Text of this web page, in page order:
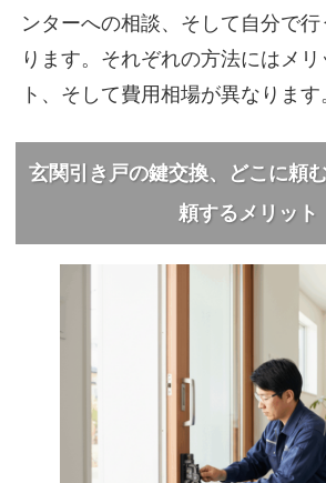
ンターへの相談、そして自分で
ります。それぞれの方法にはメ
ト、そして費用相場が異なります
玄関引き戸の鍵交換、どこに頼
頼するメリット